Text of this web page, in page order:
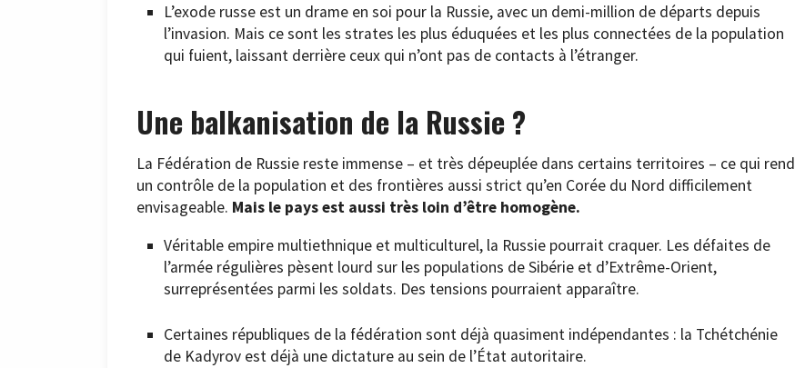
L’exode russe est un drame en soi pour la Russie, avec un demi-million de départs depuis
l’invasion. Mais ce sont les strates les plus éduquées et les plus connectées de la population
qui fuient, laissant derrière ceux qui n’ont pas de contacts à l’étranger.
Une balkanisation de la Russie ?
La Fédération de Russie reste immense – et très dépeuplée dans certains territoires – ce qui rend
un contrôle de la population et des frontières aussi strict qu’en Corée du Nord difficilement
envisageable. Mais le pays est aussi très loin d’être homogène.
Véritable empire multiethnique et multiculturel, la Russie pourrait craquer. Les défaites de
l’armée régulières pèsent lourd sur les populations de Sibérie et d’Extrême-Orient,
surreprésentées parmi les soldats. Des tensions pourraient apparaître.
Certaines républiques de la fédération sont déjà quasiment indépendantes : la Tchétchénie
de Kadyrov est déjà une dictature au sein de l’État autoritaire.